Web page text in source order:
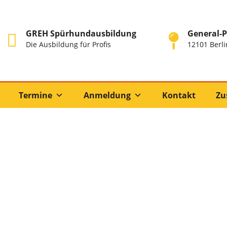
GREH Spürhundausbildung
Die Ausbildung für Profis
General-
12101
Termine Anmeldung Kontakt